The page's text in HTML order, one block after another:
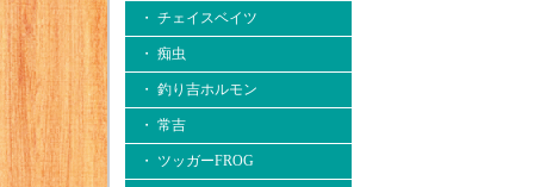
・ チェイスベイツ
・ 痴虫
・ 釣り吉ホルモン
・ 常吉
・ ツッガーFROG